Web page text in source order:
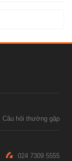
Câu hỏi thường gặp
024 7309 5555